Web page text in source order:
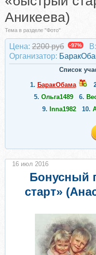
Аникеева)
Тема в разделе "Фото"
Цена: 2200 руб -97%
Организатор:
Список
1. БаракОбама
5. Ольга1489 6.
9. Inna1982 10.
Бонусный
старт»
16 июл 2016